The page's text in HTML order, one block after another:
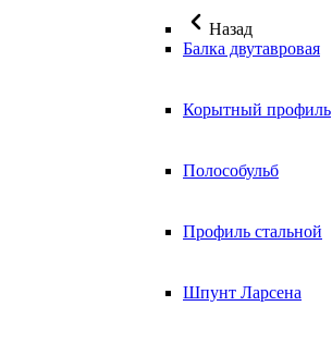
Назад
Балка двутавровая
Корытный профиль
Полособульб
Профиль стальной
Шпунт Ларсена